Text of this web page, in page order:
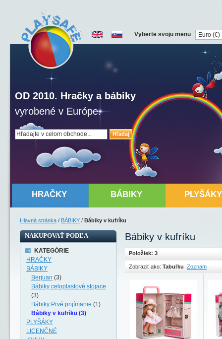
Hľadaj
OD 2010. Hračky a bábiky
vyrobené v Európe.
Vyberte svoju menu
HRAČKY BÁBIKY PLYŠÁKY
Hlavná stránka / BÁBIKY / Bábiky v kufríku
Bábiky v kufríku
Položiek: 3
Zobraziť ako: Tabuľku Zoznam
NAKUPOVAŤ PODĽA
KATEGÓRIE
HRAČKY
BÁBIKY
Berjuan (3)
Bábiky celoplastové stojace
(3)
Bábiky Prvé prijímanie (1)
Bábiky v kufríku (3)
PLYŠÁKY
LICENČNÉ